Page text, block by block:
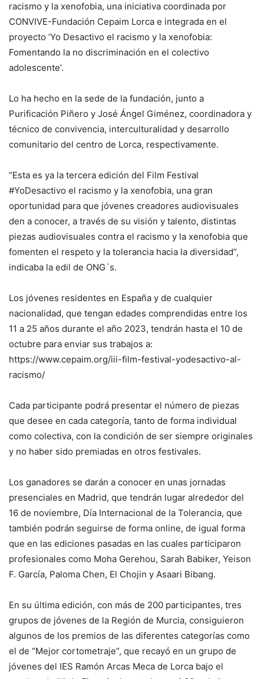
racismo y la xenofobia, una iniciativa coordinada por
CONVIVE-Fundación Cepaim Lorca e integrada en el
proyecto ‘Yo Desactivo el racismo y la xenofobia:
Fomentando la no discriminación en el colectivo
adolescente’.
Lo ha hecho en la sede de la fundación, junto a
Purificación Piñero y José Ángel Giménez, coordinadora y
técnico de convivencia, interculturalidad y desarrollo
comunitario del centro de Lorca, respectivamente.
“Esta es ya la tercera edición del Film Festival
#YoDesactivo el racismo y la xenofobia, una gran
oportunidad para que jóvenes creadores audiovisuales
den a conocer, a través de su visión y talento, distintas
piezas audiovisuales contra el racismo y la xenofobia que
fomenten el respeto y la tolerancia hacia la diversidad”,
indicaba la edil de ONG´s.
Los jóvenes residentes en España y de cualquier
nacionalidad, que tengan edades comprendidas entre los
11 a 25 años durante el año 2023, tendrán hasta el 10 de
octubre para enviar sus trabajos a:
https://www.cepaim.org/iii-film-festival-yodesactivo-al-
racismo/
Cada participante podrá presentar el número de piezas
que desee en cada categoría, tanto de forma individual
como colectiva, con la condición de ser siempre originales
y no haber sido premiadas en otros festivales.
Los ganadores se darán a conocer en unas jornadas
presenciales en Madrid, que tendrán lugar alrededor del
16 de noviembre, Día Internacional de la Tolerancia, que
también podrán seguirse de forma online, de igual forma
que en las ediciones pasadas en las cuales participaron
profesionales como Moha Gerehou, Sarah Babiker, Yeison
F. García, Paloma Chen, El Chojin y Asaari Bibang.
En su última edición, con más de 200 participantes, tres
grupos de jóvenes de la Región de Murcia, consiguieron
algunos de los premios de las diferentes categorías como
el de “Mejor cortometraje”, que recayó en un grupo de
jóvenes del IES Ramón Arcas Meca de Lorca bajo el